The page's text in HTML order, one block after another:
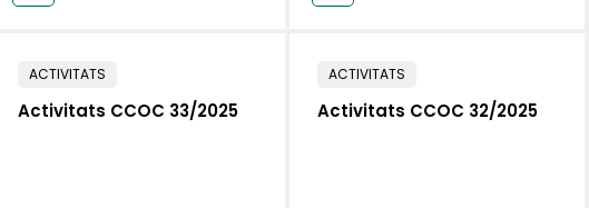
ACTIVITATS
Activitats CCOC 33/2025
ACTIVITATS
Activitats CCOC 32/2025